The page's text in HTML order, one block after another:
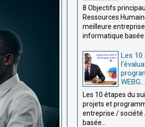
8 Objectifs
Ressources
meilleure
informatique basée
Les 10
WEBG...
Les 10 étapes du
projets et
entreprise /
basée...